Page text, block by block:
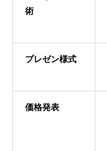
術
プレゼン様式
価格発表